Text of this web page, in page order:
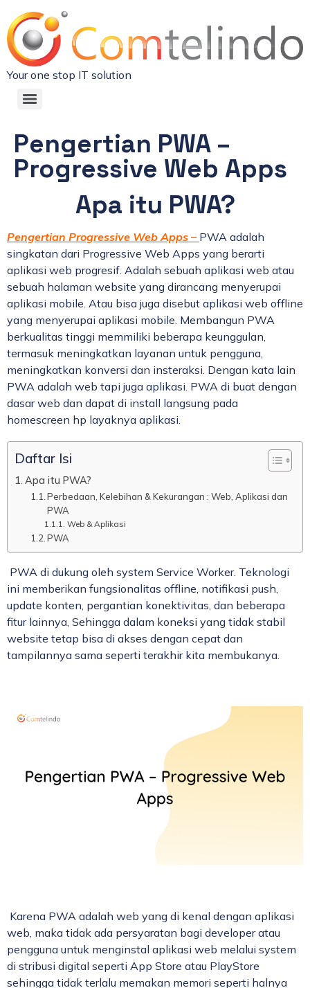
Your one stop IT solution
Pengertian PWA –
Progressive Web Apps
Apa itu PWA?
Pengertian Progressive Web Apps – PWA adalah
singkatan dari Progressive Web Apps yang berarti
aplikasi web progresif. Adalah sebuah aplikasi web atau
sebuah halaman website yang dirancang menyerupai
aplikasi mobile. Atau bisa juga disebut aplikasi web offline
yang menyerupai aplikasi mobile. Membangun PWA
berkualitas tinggi memmiliki beberapa keunggulan,
termasuk meningkatkan layanan untuk pengguna,
meningkatkan konversi dan insteraksi. Dengan kata lain
PWA adalah web tapi juga aplikasi. PWA di buat dengan
dasar web dan dapat di install langsung pada
homescreen hp layaknya aplikasi.
Daftar Isi
Apa itu PWA?
Perbedaan, Kelebihan & Kekurangan : Web, Aplikasi dan
PWA
Web & Aplikasi
PWA
PWA di dukung oleh system Service Worker. Teknologi
ini memberikan fungsionalitas offline, notifikasi push,
update konten, pergantian konektivitas, dan beberapa
fitur lainnya, Sehingga dalam koneksi yang tidak stabil
website tetap bisa di akses dengan cepat dan
tampilannya sama seperti terakhir kita membukanya.
Karena PWA adalah web yang di kenal dengan aplikasi
web, maka tidak ada persyaratan bagi developer atau
pengguna untuk menginstal aplikasi web melalui system
di stribusi digital seperti App Store atau PlayStore
sehingga tidak terlalu memakan memori seperti halnya